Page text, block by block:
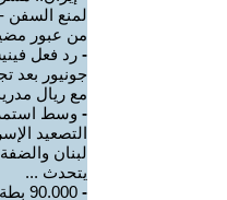
لمنع السفن -
من عبور
- رد فعل
جونيور بعد
مع ريال
- وسط
التصعيد
لبنان
يتحدث ...
-